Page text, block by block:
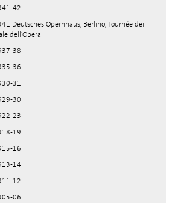
42
Deutsches Opernhaus, Berlino, Tournée dei
dell'Opera
38
36
31
30
23
19
16
14
12
06